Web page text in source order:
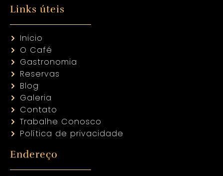
Links úteis
Inicio
O Café
Gastronomia
Reservas
Blog
Galeria
Contato
Trabalhe Conosco
Política de privacidade
Endereço